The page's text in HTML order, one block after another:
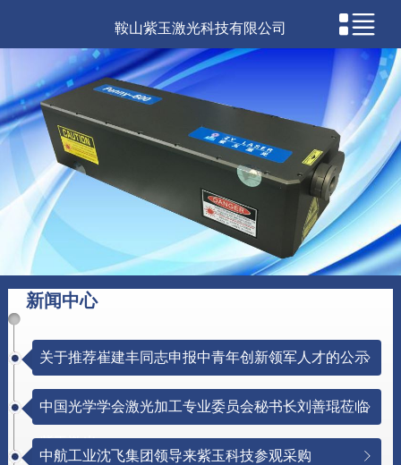
鞍山紫玉激光科技有限公司
新闻中心
关于推荐崔建丰同志申报中青年创新领军人才的公示
中国光学学会激光加工专业委员会秘书长刘善琨莅临
紫玉激光
中航工业沈飞集团领导来紫玉科技参观采购